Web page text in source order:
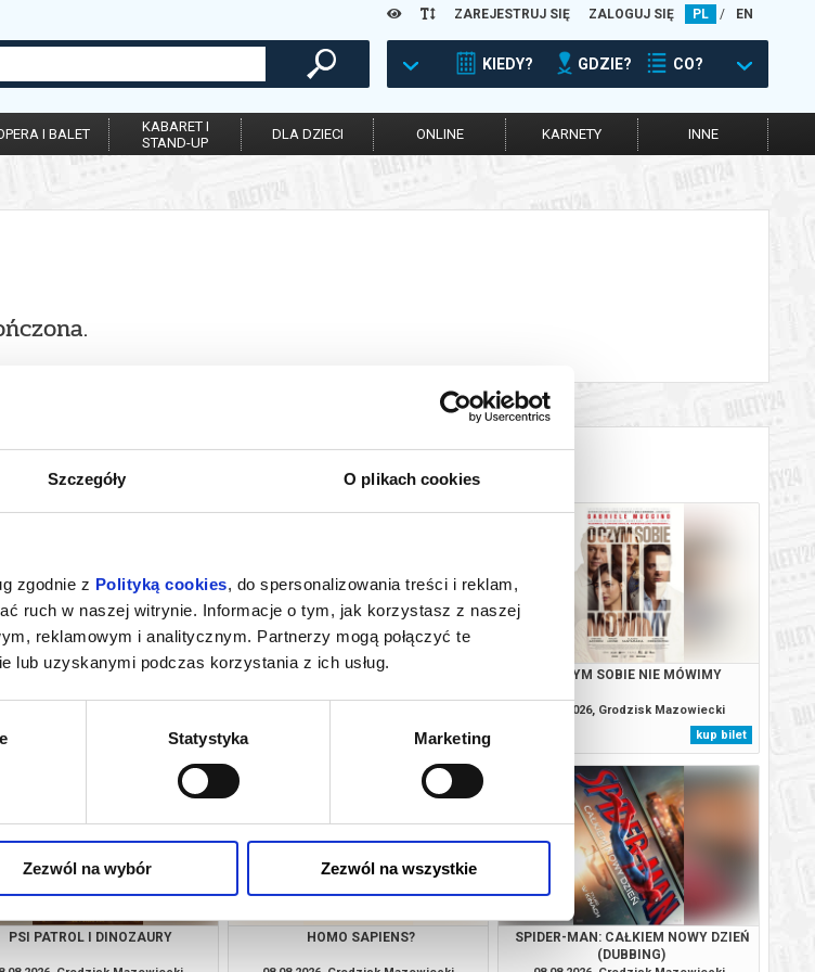
Szczegóły O plikach cookies
zgodnie z Polityką cookies, do spersonalizowania treści i reklam,
ruch w naszej witrynie. Informacje o tym, jak korzystasz z naszej
reklamowym i analitycznym. Partnerzy mogą połączyć te
lub uzyskanymi podczas korzystania z ich usług.
Statystyka Marketing
Zezwól na wybór Zezwól na wszystkie
ZAREJESTRUJ SIĘ ZALOGUJ SIĘ PL / EN
KIEDY? GDZIE? CO?
I BALET
KABARET I
STAND-UP
DLA DZIECI ONLINE KARNETY INNE
MAN: CAŁKIEM NOWY DZIEŃ
kup bilet
PSI PATROL I DINOZAURY
kup bilet
O CZYM SOBIE NIE MÓWIMY
07.08.2026, Grodzisk Mazowiecki
kup bilet
PSI PATROL I DINOZAURY HOMO SAPIENS?
SPIDER-MAN: CAŁKIEM NOWY DZIEŃ
(DUBBING)